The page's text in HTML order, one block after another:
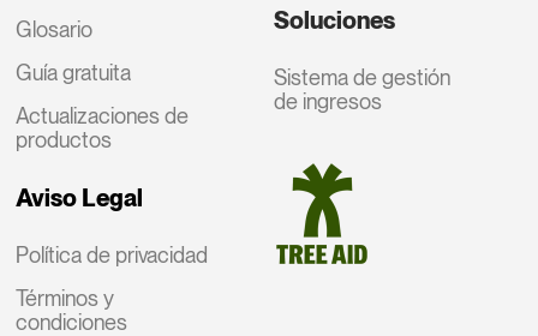
Glosario
Guía gratuita
Actualizaciones de
productos
Aviso Legal
Política de privacidad
Términos y
condiciones
Soluciones
Sistema de gestión
de ingresos